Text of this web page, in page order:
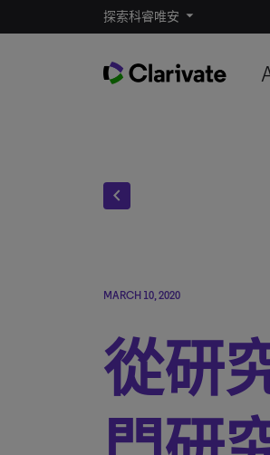
探索科睿唯安
chevron_left
MARCH 10, 2020
從研